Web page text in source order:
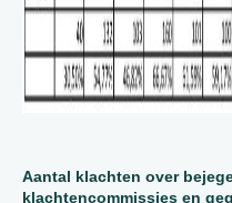
Aantal klachten over
klachtencommissies en